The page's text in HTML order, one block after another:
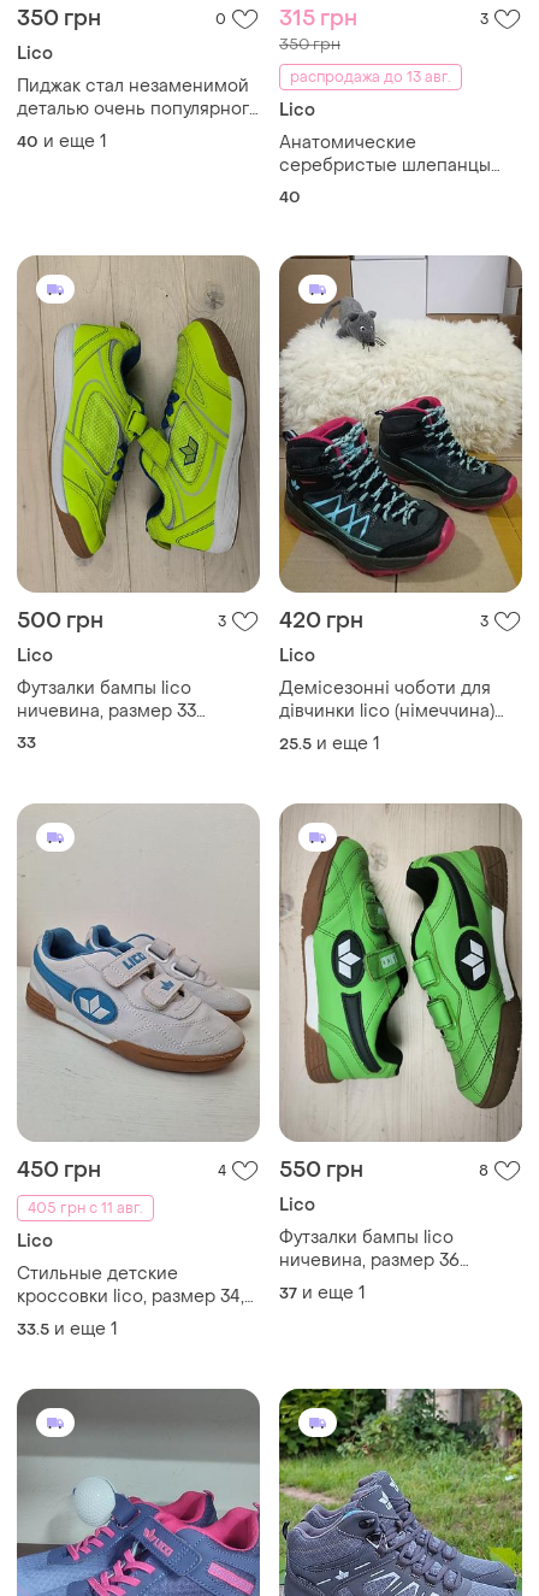
350 грн 0
Lico
Пиджак стал незаменимой
деталью очень популярного
стиля кэжуал❗ 💄
40 и еще 1
315 грн 3
350 грн
распродажа до 13 авг.
Lico
Анатомические
серебристые шлепанцы
lico 40р
40
500 грн 3
Lico
Футзалки бампы lico
ничевина, размер 33
(стелька 21 см) стан добрый
33
420 грн 3
Lico
Демісезонні чоботи для
дівчинки lico (німеччина)
#1206
25.5 и еще 1
450 грн
4
405 грн с 11 авг.
Lico
Стильные детские
кроссовки lico, размер 34,
используемые
33.5 и еще 1
550 грн 8
Lico
Футзалки бампы lico
ничевина, размер 36
(стелька 23 см) стан
отличный
37 и еще 1